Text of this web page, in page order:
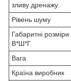
зливу дренажу
Рівень шуму
Габаритні розміри
В*Ш*Г
Вага
Країна виробник